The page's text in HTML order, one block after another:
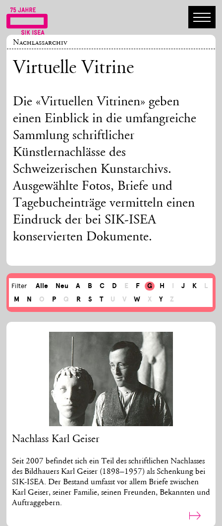
Nachlassarchiv
Virtuelle Vitrine
Die «Virtuellen Vitrinen» geben
einen Einblick in die umfangreiche
Sammlung schriftlicher
Künstlernachlässe des
Schweizerischen Kunstarchivs.
Ausgewählte Fotos, Briefe und
Tagebucheinträge vermitteln einen
Eindruck der bei SIK-ISEA
konservierten Dokumente.
Filter Alle Neu A B C D E F G H I J K
L
M
N O P Q R S T U V W X Y Z
Nachlass Karl Geiser
Seit 2007 befindet sich ein Teil des schriftlichen Nachlasses
des Bildhauers Karl Geiser (1898–1957) als Schenkung bei
SIK-ISEA. Der Bestand umfasst vor allem Briefe zwischen
Karl Geiser, seiner Familie, seinen Freunden, Bekannten und
Auftraggebern.